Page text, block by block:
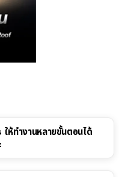
ห้ทำงานหลายขั้นตอนได้